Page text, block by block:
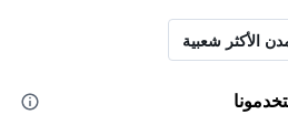
الأكثر شعبية